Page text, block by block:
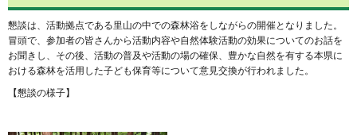
懇談は、活動拠点である里山の中での森林浴をしながらの開催となりました。
冒頭で、参加者の皆さんから活動内容や自然体験活動の効果についてのお話を
お聞きし、その後、活動の普及や活動の場の確保、豊かな自然を有する本県に
おける森林を活用した子ども保育等について意見交換が行われました。
【懇談の様子】